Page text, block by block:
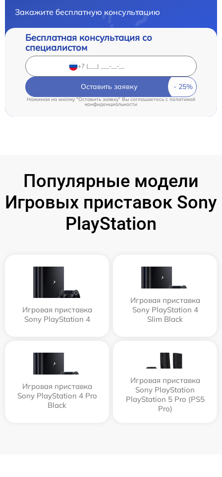
Закажите бесплатную консультацию
Бесплатная консультация со
специалистом
Оставить заявку
Нажимая на кнопку "Оставить заявку" Вы соглашаетесь cполитикой
конфиденциальности
Популярные модели
Игровых приставок Sony
PlayStation
Игровая приставка
Sony PlayStation 4
Игровая приставка
Sony PlayStation 4
Slim Black
Игровая приставка
Sony PlayStation 4 Pro
Black
Игровая приставка
Sony PlayStation
PlayStation 5 Pro (PS5
Pro)